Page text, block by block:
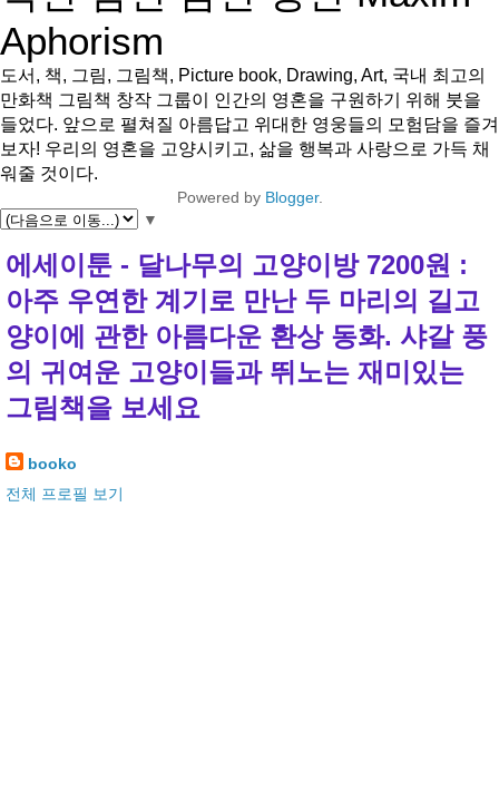
Aphorism
도서, 책, 그림, 그림책, Picture book, Drawing, Art, 국내 최고의
만화책 그림책 창작 그룹이 인간의 영혼을 구원하기 위해 붓을
들었다. 앞으로 펼쳐질 아름답고 위대한 영웅들의 모험담을 즐겨
보자! 우리의 영혼을 고양시키고, 삶을 행복과 사랑으로 가득 채
워줄 것이다.
Powered by Blogger.
▼
에세이툰 - 달나무의 고양이방 7200원 :
아주 우연한 계기로 만난 두 마리의 길고
양이에 관한 아름다운 환상 동화. 샤갈 풍
의 귀여운 고양이들과 뛰노는 재미있는
그림책을 보세요
booko
전체 프로필 보기